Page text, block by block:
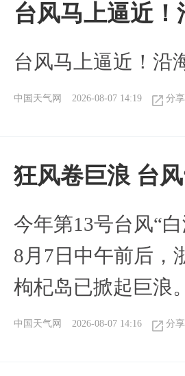
台风马上逼近
台风马上逼近！沿
中国天气网 2026-08-07 14:19 分享
狂风卷巨浪 台
今年第13号台风“
8月7日中午前后，
枸杞岛已掀起巨浪。
中国天气网 2026-08-07 14:16 分享